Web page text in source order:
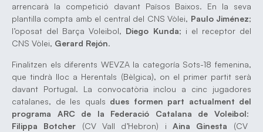
arrencarà la competició davant Països Baixos. En la seva
plantilla compta amb el central del CNS Vòlei, Paulo Jiménez;
l’oposat del Barça Voleibol, Diego Kunda; i el receptor del
CNS Vòlei, Gerard Rejón.
Finalitzen els diferents WEVZA la categoría Sots-18 femenina,
que tindrà lloc a Herentals (Bèlgica), on el primer partit serà
davant Portugal. La convocatòria inclou a cinc jugadores
catalanes, de les quals dues formen part actualment del
programa ARC de la Federació Catalana de Voleibol:
Filippa Botcher (CV Vall d’Hebron) iAina Ginesta (CV